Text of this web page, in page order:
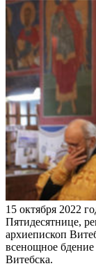
15 октября 2022
Пятидесятнице,
архиепископ
всенощное
Витебска.